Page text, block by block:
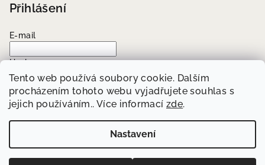
Tento web používá soubory cookie. Dalším
procházením tohoto webu vyjadřujete souhlas s
jejich používáním.. Více informací zde.
Nastavení
Přihlášení
E-mail
Heslo
Přihlásit se
Nová registraceZapomenuté heslo
. Všechna práva vyhrazena.